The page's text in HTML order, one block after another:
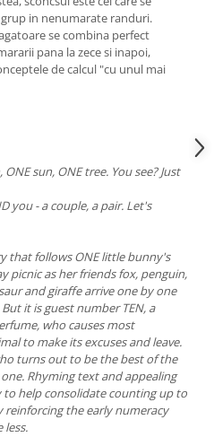
in nenumarate randuri.
se combina perfect
pana la zece si inapoi,
de calcul "cu unul mai
sun, ONE tree. You see? Just
you - a couple, a pair. Let's
that follows ONE little bunny's
picnic as her friends fox, penguin,
and giraffe arrive one by one
it is guest number TEN, a
who causes most
to make its excuses and leave.
turns out to be the best of the
Rhyming text and appealing
help consolidate counting up to
reinforcing the early numeracy
less.